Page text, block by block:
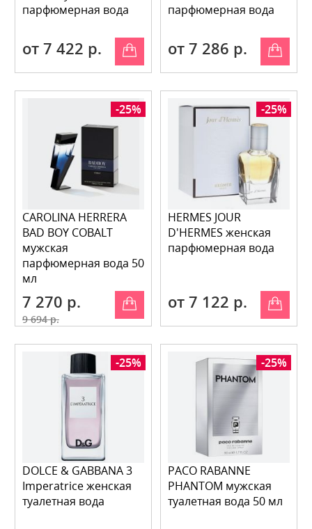
парфюмерная вода
от 7 422 р.
парфюмерная вода
от 7 286 р.
-25%
CAROLINA HERRERA
BAD BOY COBALT
мужская
парфюмерная вода 50
мл
7 270 р.
9 694 р.
-25%
HERMES JOUR
D'HERMES женская
парфюмерная вода
от 7 122 р.
-25%
DOLCE & GABBANA 3
Imperatrice женская
туалетная вода
-25%
PACO RABANNE
PHANTOM мужская
туалетная вода 50 мл